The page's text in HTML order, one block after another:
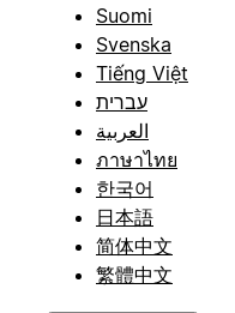
Suomi
Svenska
Tiếng Việt
עברית
العربية
ภาษาไทย
한국어
日本語
简体中文
繁體中文